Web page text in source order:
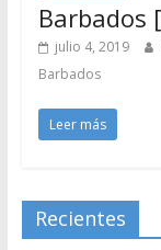
Barbados
julio 4, 2019
Barbados
Leer más
Recientes